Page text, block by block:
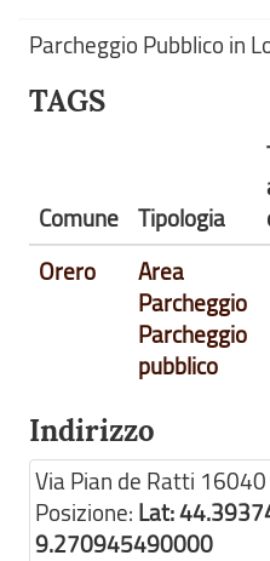
Parcheggio Pubblico in
TAGS
Comune Tipologia
Orero
Area
Parcheggio
Parcheggio
pubblico
Indirizzo
Via Pian de Ratti 16040
Posizione: Lat:
9.270945490000